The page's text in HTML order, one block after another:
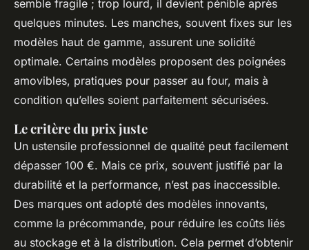
semble fragile ; trop lourd, il devient pénible après
quelques minutes. Les manches, souvent fixes sur les
modèles haut de gamme, assurent une solidité
optimale. Certains modèles proposent des poignées
amovibles, pratiques pour passer au four, mais à
condition qu’elles soient parfaitement sécurisées.
Le critère du prix juste
Un ustensile professionnel de qualité peut facilement
dépasser 100 €. Mais ce prix, souvent justifié par la
durabilité et la performance, n’est pas inaccessible.
Des marques ont adopté des modèles innovants,
comme la précommande, pour réduire les coûts liés
au stockage et à la distribution. Cela permet d’obtenir